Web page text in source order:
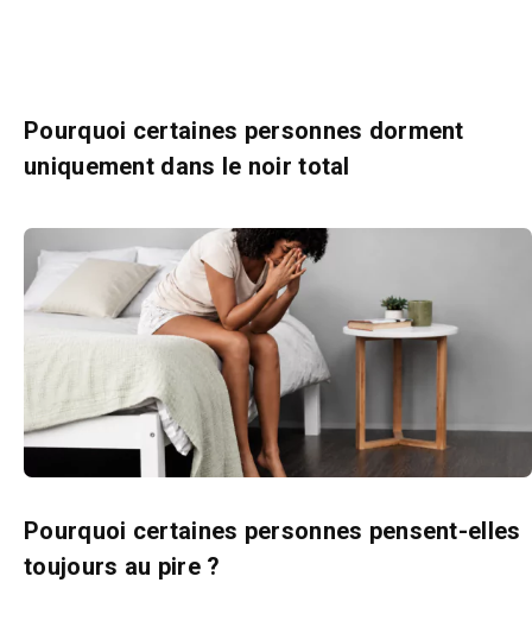
Pourquoi certaines personnes dorment
uniquement dans le noir total
Pourquoi certaines personnes pensent-elles
toujours au pire ?